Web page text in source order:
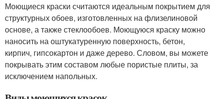
Моющиеся краски считаются идеальным покрытием для
структурных обоев, изготовленных на флизелиновой
основе, а также стеклообоев. Моющуюся краску можно
наносить на оштукатуренную поверхность, бетон,
кирпич, гипсокартон и даже дерево. Словом, вы можете
покрывать этим составом любые пористые плиты, за
исключением напольных.